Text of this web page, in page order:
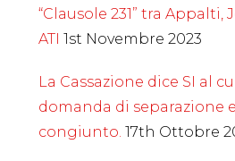
“Clausole 231” tra Appalti,
ATI 1st Novembre 2023
La Cassazione dice SI al
domanda di separazione
congiunto. 17th Ottobre